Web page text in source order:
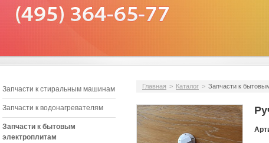
Запчасти к стиральным машинам
Запчасти к водонагревателям
Запчасти к бытовым
электроплитам
Главная > Каталог > Запчасти к